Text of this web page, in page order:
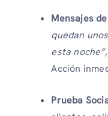
Mensajes
quedan
esta noche”,
Acción
Prueba